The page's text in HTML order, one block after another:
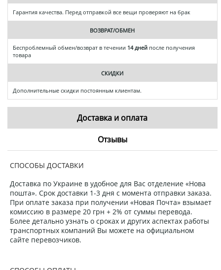
Гарантия качества. Перед отправкой все вещи проверяют на брак
ВОЗВРАТ/ОБМЕН
Беспроблемный обмен/возврат в течении 14 дней после получения
товара
СКИДКИ
Дополнительные скидки постоянным клиентам.
Доставка и оплата
Отзывы
СПОСОБЫ ДОСТАВКИ
Доставка по Украине в удобное для Вас отделение «Нова
пошта». Срок доставки 1-3 дня с момента отправки заказа.
При оплате заказа при получении «Новая Почта» взымает
комиссию в размере 20 грн + 2% от суммы перевода.
Более детально узнать о сроках и других аспектах работы
транспортных компаний Вы можете на официальном
сайте перевозчиков.